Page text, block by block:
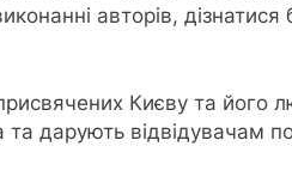
авторів, дізнатися
присвячених Києву та його
дарують відвідувачам